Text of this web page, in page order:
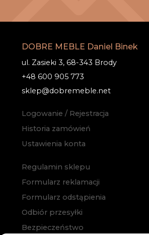
DOBRE MEBLE Daniel Binek
ul. Zasieki 3, 68-343 Brody
+48 600 905 773
sklep@dobremeble.net
Logowanie / Rejestracja
Historia zamówień
Ustawienia konta
Regulamin sklepu
Formularz reklamacji
Formularz odstąpienia
Odbiór przesyłki
Bezpieczeństwo